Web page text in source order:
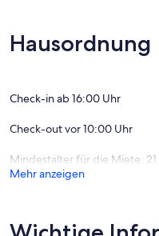
The Space
The Crow’s Nest is a fully
West Coast.
dining area, featuring two
wood-burning fireplace
Hausordnung
Check-in ab 16:00 Uhr
Check-out vor 10:00 Uhr
Mindestalter für die Miete: 21
Mehr anzeigen